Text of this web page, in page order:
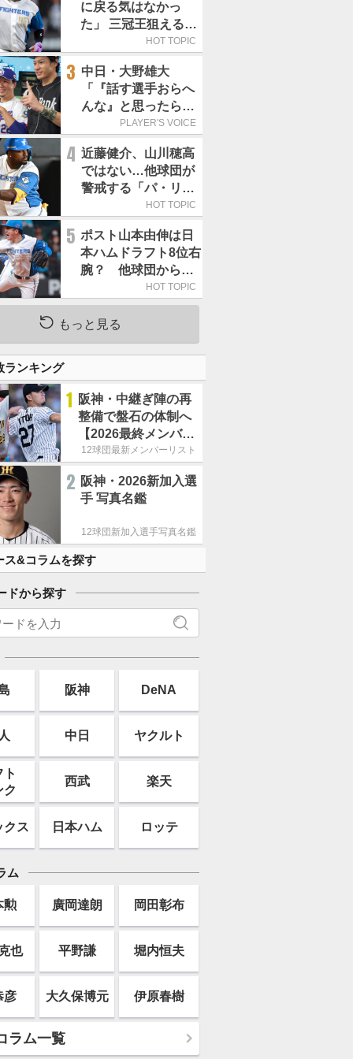
に戻る気はなかっ
た」 三冠王狙える頼
もしい強打者はHOT TOPIC
3 中日・大野雄大
「『話す選手おらへ
んな』と思ったら坂
本勇人が来た！」／
PLAYER'S VOICE
4 近藤健介、山川穂高
ではない…他球団が
警戒する「パ・リー
グで最も怖い打者」
HOT TOPIC
5 ポスト山本由伸は日
本ハムドラフト8位右
腕？ 他球団から
「モノが違う」HOT TOPIC
もっと見る
ランキング
1 阪神・中継ぎ陣の再
整備で盤石の体制へ
【2026最終メンバー
リスト】
12球団最新メンバーリスト
2 阪神・2026新加入選
手 写真名鑑
12球団新加入選手写真名鑑
ス&コラムを探す
ドから探す
阪神 DeNA
中日 ヤクルト
ト
ク
西武 楽天
クス 日本ハム ロッテ
ム
勲 廣岡達朗 岡田彰布
也 平野謙 堀内恒夫
彦 大久保博元 伊原春樹
ラム一覧